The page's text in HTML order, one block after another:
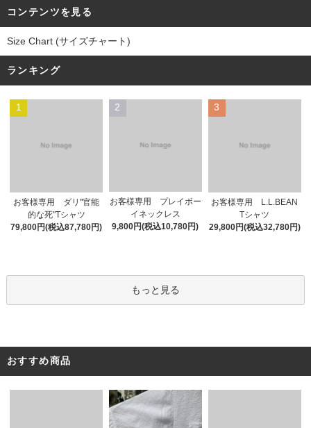
コンテンツを見る
Size Chart (サイズチャート)
ランキング
1
お客様専用 ダリ"官能
的な死"Tシャツ
79,800円(税込87,780円)
2
お客様専用 プレイボー
イネックレス
9,800円(税込10,780円)
3
お客様専用 L.L.BEAN
Tシャツ
29,800円(税込32,780円)
もっと見る
おすすめ商品